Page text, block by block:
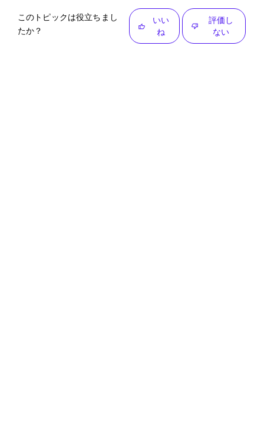
このトピックは役立ちまし
たか？
いい
ね
評価し
ない